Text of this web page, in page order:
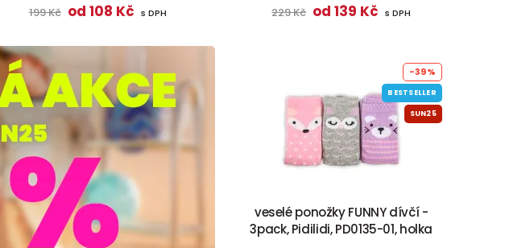
199 Kč od 108 Kč s DPH
229 Kč od 139 Kč s DPH
-39%
BESTSELLER
SUN25
veselé ponožky FUNNY dívčí -
3pack, Pidilidi, PD0135-01, holka